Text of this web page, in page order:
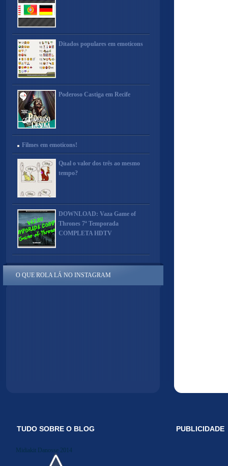
Ditados populares em emoticons
Poderoso Castiga em Recife
Filmes em emoticons!
Qual o valor dos três ao mesmo
tempo?
DOWNLOAD: Vaza Game of
Thrones 7ª Temporada
COMPLETA HDTV
O QUE ROLA LÁ NO INSTAGRAM
TUDO SOBRE O BLOG
Midiakit Danosse 2014
PUBLICIDADE